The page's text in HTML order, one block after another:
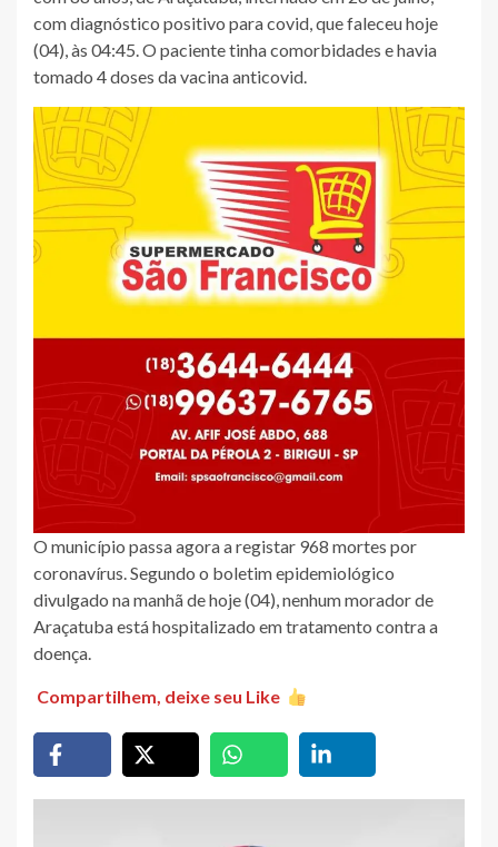
com diagnóstico positivo para covid, que faleceu hoje
(04), às 04:45. O paciente tinha comorbidades e havia
tomado 4 doses da vacina anticovid.
O município passa agora a registar 968 mortes por
coronavírus. Segundo o boletim epidemiológico
divulgado na manhã de hoje (04), nenhum morador de
Araçatuba está hospitalizado em tratamento contra a
doença.
Compartilhem, deixe seu Like